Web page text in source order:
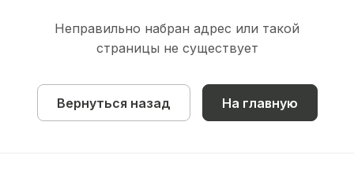
Неправильно набран адрес или такой
страницы не существует
Вернуться назад На главную